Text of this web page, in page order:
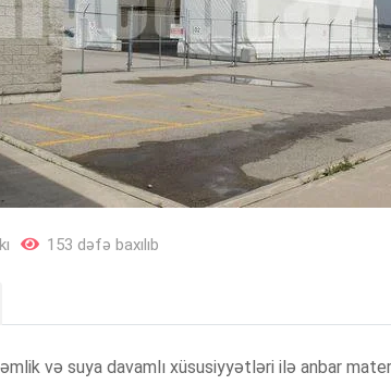
153 dəfə baxılıb
və suya davamlı xüsusiyyətləri ilə anbar